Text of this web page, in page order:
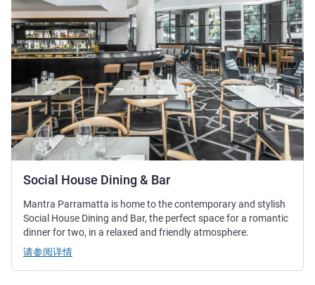
Social House Dining & Bar
Mantra Parramatta is home to the contemporary and stylish
Social House Dining and Bar, the perfect space for a romantic
dinner for two, in a relaxed and friendly atmosphere.
请参阅详情